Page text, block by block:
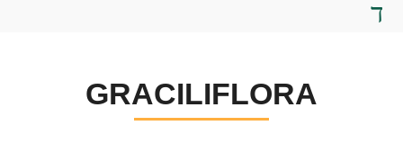
GRACILIFLORA